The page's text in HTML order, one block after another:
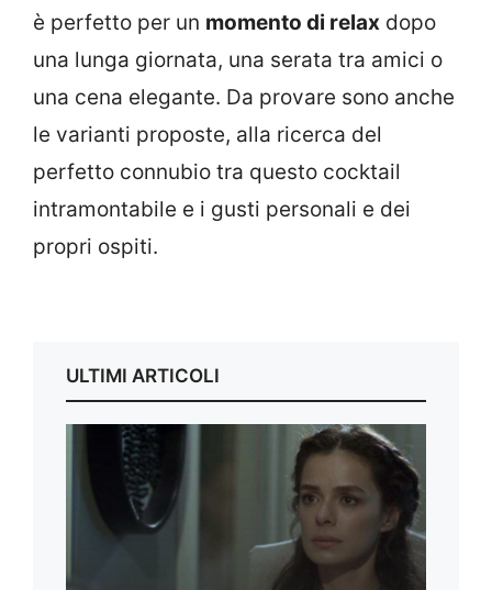
è perfetto per un momento di relax dopo
una lunga giornata, una serata tra amici o
una cena elegante. Da provare sono anche
le varianti proposte, alla ricerca del
perfetto connubio tra questo cocktail
intramontabile e i gusti personali e dei
propri ospiti.
ULTIMI ARTICOLI